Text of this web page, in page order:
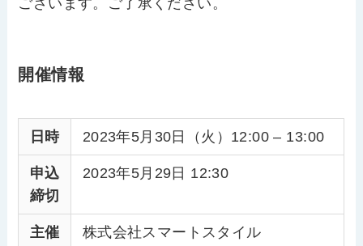
ございます。ご了承ください。
開催情報
日時 2023年5月30日（火）12:00 – 13:00
申込
締切
2023年5月29日 12:30
主催 株式会社スマートスタイル